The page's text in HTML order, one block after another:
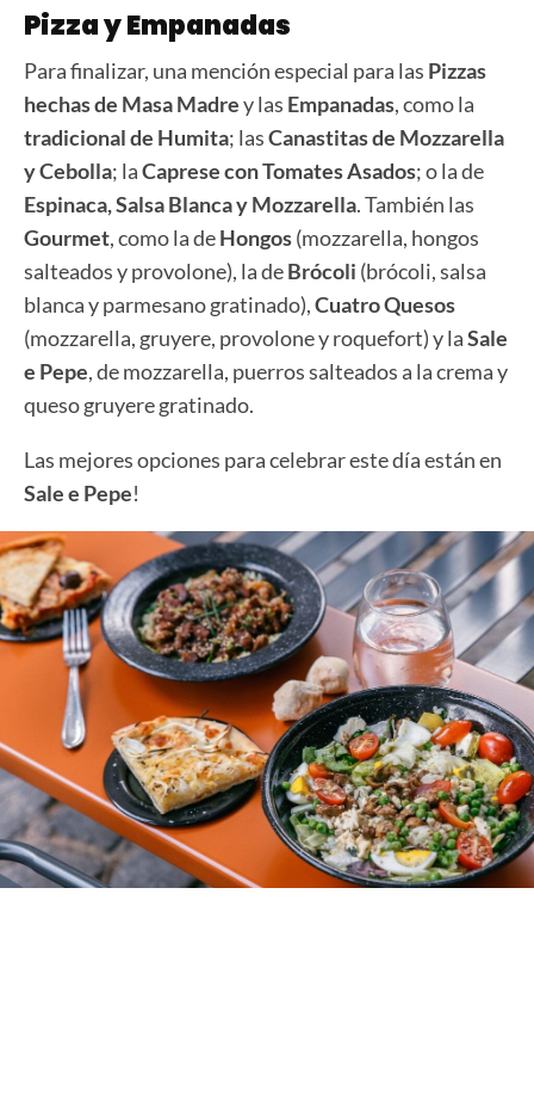
Pizza y Empanadas
Para finalizar, una mención especial para las Pizzas
hechas de Masa Madrey las Empanadas, como la
tradicional de Humita; lasCanastitas de Mozzarella
y Cebolla; laCaprese con Tomates Asados; o la de
Espinaca, Salsa Blanca y Mozzarella. También las
Gourmet, como la deHongos(mozzarella, hongos
salteados y provolone), la deBrócoli (brócoli, salsa
blanca y parmesano gratinado),Cuatro Quesos
(mozzarella, gruyere, provolone y roquefort) y laSale
e Pepe, de mozzarella, puerros salteados a la crema y
queso gruyere gratinado.
Las mejores opciones para celebrar este día están en
Sale e Pepe!